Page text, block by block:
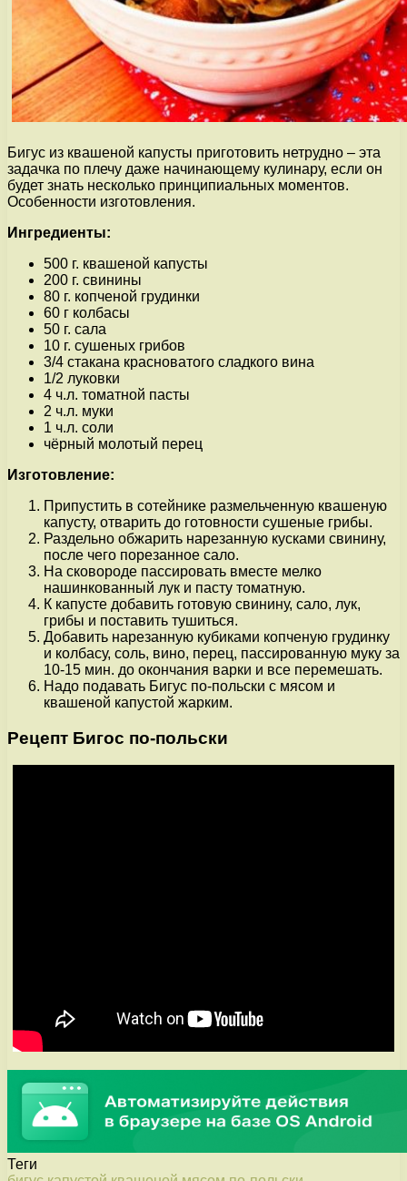
Бигус из квашеной капусты приготовить нетрудно – эта
задачка по плечу даже начинающему кулинару, если он
будет знать несколько принципиальных моментов.
Особенности изготовления.
Ингредиенты:
500 г. квашеной капусты
200 г. свинины
80 г. копченой грудинки
60 г колбасы
50 г. сала
10 г. сушеных грибов
3/4 стакана красноватого сладкого вина
1/2 луковки
4 ч.л. томатной пасты
2 ч.л. муки
1 ч.л. соли
чёрный молотый перец
Изготовление:
Припустить в сотейнике размельченную квашеную
капусту, отварить до готовности сушеные грибы.
Раздельно обжарить нарезанную кусками свинину,
после чего порезанное сало.
На сковороде пассировать вместе мелко
нашинкованный лук и пасту томатную.
К капусте добавить готовую свинину, сало, лук,
грибы и поставить тушиться.
Добавить нарезанную кубиками копченую грудинку
и колбасу, соль, вино, перец, пассированную муку за
10-15 мин. до окончания варки и все перемешать.
Надо подавать Бигус по-польски с мясом и
квашеной капустой жарким.
Рецепт Бигос по-польски
Теги